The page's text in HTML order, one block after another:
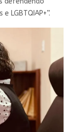
LGBTQIAP+”.